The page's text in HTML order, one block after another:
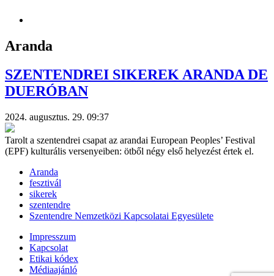
Aranda
SZENTENDREI SIKEREK ARANDA DE
DUERÓBAN
2024. augusztus. 29. 09:37
Tarolt a szentendrei csapat az arandai European Peoples’ Festival
(EPF) kulturális versenyeiben: ötből négy első helyezést értek el.
Aranda
fesztivál
sikerek
szentendre
Szentendre Nemzetközi Kapcsolatai Egyesülete
Impresszum
Kapcsolat
Etikai kódex
Médiaajánló